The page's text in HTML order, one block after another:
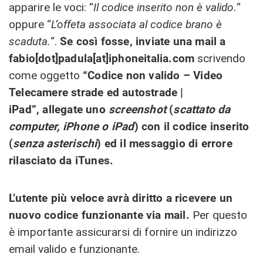
apparire le voci: “Il codice inserito non è valido.“
oppure “L’offeta associata al codice brano è
scaduta.“. Se così fosse, inviate una mail a
fabio[dot]padula[at]iphoneitalia.com scrivendo
come oggetto “Codice non valido – Video
Telecamere strade ed autostrade |
iPad”, allegate uno screenshot(scattato da
computer, iPhone o iPad) con il codice inserito
(senza asterischi) ed il messaggio di errore
rilasciato da iTunes.
L’utente più veloce avrà diritto a ricevere un
nuovo codice funzionante via mail. Per questo
è importante assicurarsi di fornire un indirizzo
email valido e funzionante.